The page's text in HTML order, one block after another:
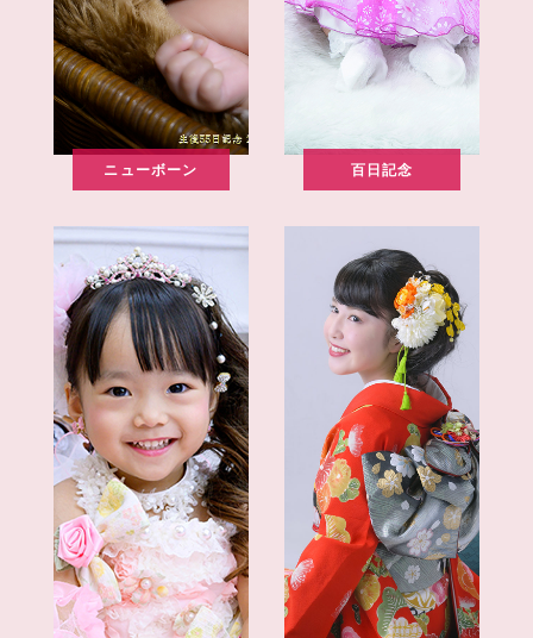
ニューボーン 百日記念